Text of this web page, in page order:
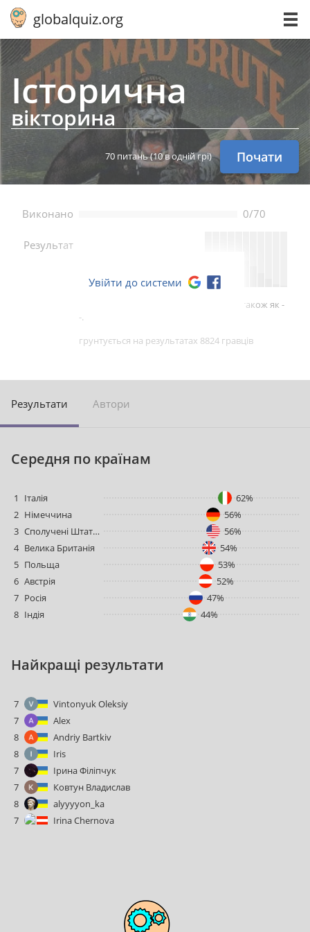
globalquiz.org
Іс­то­ри­ч­на
вікторина
70 питань(10 в одній грі) Почати
Bиконано 0/70
Pезультат
Ваш результат краще, ніж -- гравців, і також як -
-.
грунтується на результатах 8824 гравців
Увійти до системи
Pезультати Aвтори
Cередня по країнам
1 Італія
62%
2 Німеччина
56%
3
Сполучені Штати Америки
56%
4 Велика Британія
54%
5 Польща
53%
6 Австрія
52%
7 Росія
47%
8 Індія 44%
Hайкращі результати
7
Vintonyuk Oleksiy
7
Alex
8
Andriy Bartkiv
8
Iris
7
Ірина Філіпчук
7
Ковтун Владислав
8
alyyyyon_ka
7
Irina Chernova